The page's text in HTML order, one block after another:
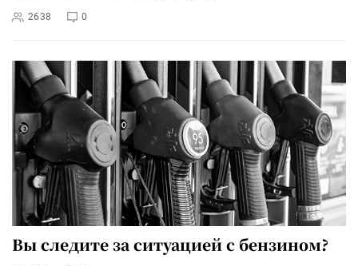
2638 0
Вы следите за ситуацией с бензином?